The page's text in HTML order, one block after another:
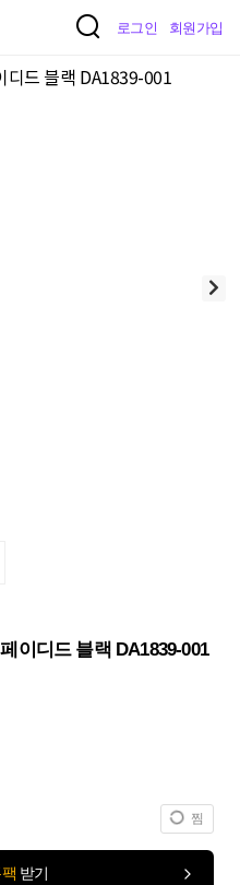
로그인 회원가입
이디드 블랙 DA1839-001
찜
받기